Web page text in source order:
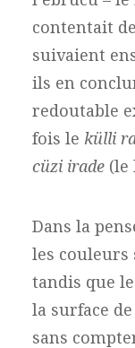
contentait
suivaient
ils en
redoutable
fois le külli
cüzi irade (le
Dans la
les couleurs
tandis que
la surface
sans